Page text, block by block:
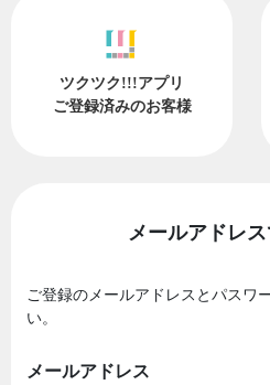
ツクツク!!!アプリ
ご登録済みのお客様
メールアドレ
ご登録のメールアドレスとパスワ
い。
メールアドレス